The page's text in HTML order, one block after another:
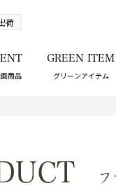
荷
商品
GREEN ITEM
グリーンアイテム
フ